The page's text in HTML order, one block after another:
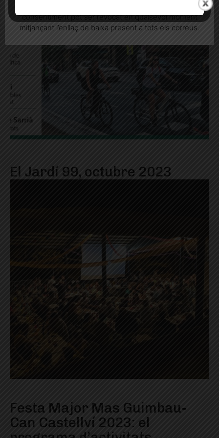
El Jardí 99, octubre 2023
Festa Major Mas Guimbau-
Can Castellví 2023: el
consentiment pot ser revocat en qualsevol moment
mitjançant l’enllaç de baixa present a tots els correus.